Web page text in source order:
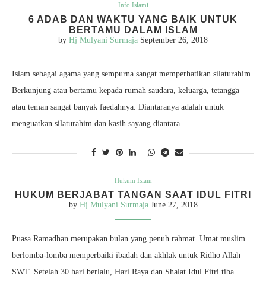
Info Islami
6 ADAB DAN WAKTU YANG BAIK UNTUK
BERTAMU DALAM ISLAM
by Hj Mulyani Surmaja September 26, 2018
Islam sebagai agama yang sempurna sangat memperhatikan silaturahim.
Berkunjung atau bertamu kepada rumah saudara, keluarga, tetangga
atau teman sangat banyak faedahnya. Diantaranya adalah untuk
menguatkan silaturahim dan kasih sayang diantara…
Hukum Islam
HUKUM BERJABAT TANGAN SAAT IDUL FITRI
by Hj Mulyani Surmaja June 27, 2018
Puasa Ramadhan merupakan bulan yang penuh rahmat. Umat muslim
berlomba-lomba memperbaiki ibadah dan akhlak untuk Ridho Allah
SWT. Setelah 30 hari berlalu, Hari Raya dan Shalat Idul Fitri tiba